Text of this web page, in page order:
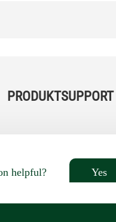
PRODUKTSUPPORT
helpful? Yes